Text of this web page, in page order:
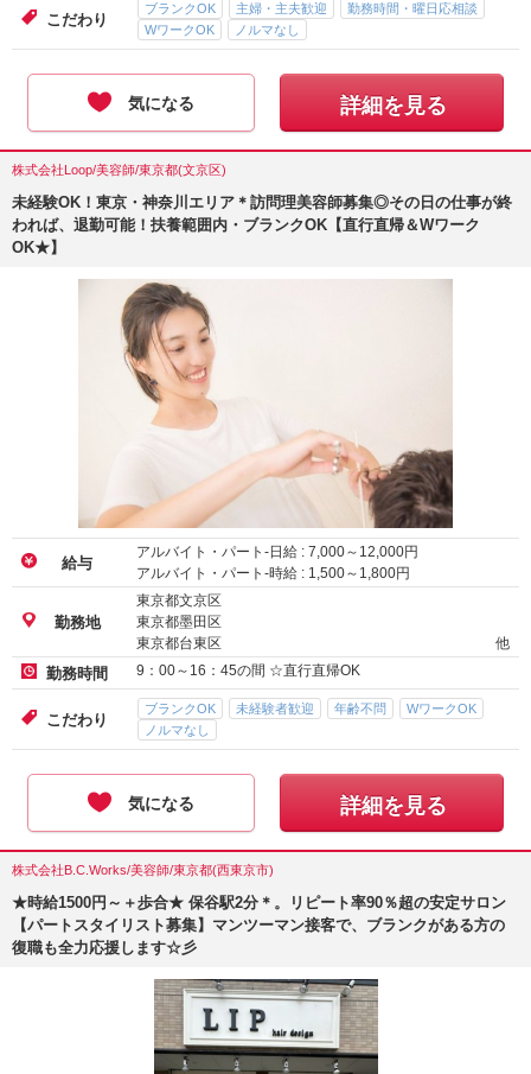
こだわり
ブランクOK 主婦・主夫歓迎
勤務時間・曜日応相談
WワークOK
ノルマなし
気になる 詳細を見る
株式会社Loop/美容師/東京都(文京区)
未経験OK！東京・神奈川エリア＊訪問理美容師募集◎その日の仕事が終
われば、退勤可能！扶養範囲内・ブランクOK【直行直帰＆Wワーク
OK★】
給与
アルバイト・パート-日給 : 7,000～ 12,000円
アルバイト・パート-時給 : 1,500～ 1,800円
勤務地
東京都文京区
東京都墨田区
東京都台東区
他
勤務時間 9：00～16：45の間 ☆直行直帰OK
こだわり
ブランクOK 未経験者歓迎 年齢不問
WワークOK
ノルマなし
気になる 詳細を見る
株式会社B.C.Works/美容師/東京都(西東京市)
★時給1500円～＋歩合★ 保谷駅2分＊。リピート率90％超の安定サロン
【パートスタイリスト募集】マンツーマン接客で、ブランクがある方の
復職も全力応援します☆彡